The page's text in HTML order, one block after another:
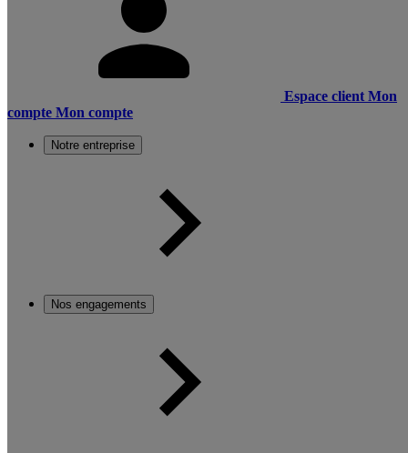
Espace client Mon
compte Mon compte
Notre entreprise
Nos engagements